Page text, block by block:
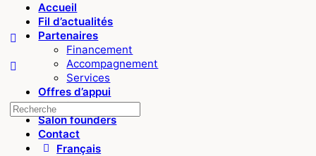
Accueil
Fil d’actualités
Partenaires
Financement
Accompagnement
Services
Offres d’appui
Founders
Salon founders
Contact
Français